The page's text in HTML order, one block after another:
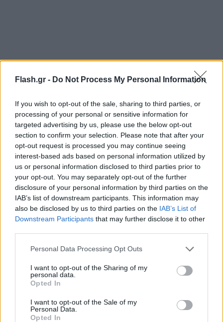
Flash.gr - Do Not Process My Personal Information
If you wish to opt-out of the sale, sharing to third parties, or
processing of your personal or sensitive information for
targeted advertising by us, please use the below opt-out
section to confirm your selection. Please note that after your
opt-out request is processed you may continue seeing
interest-based ads based on personal information utilized by
us or personal information disclosed to third parties prior to
your opt-out. You may separately opt-out of the further
disclosure of your personal information by third parties on the
IAB’s list of downstream participants. This information may
also be disclosed by us to third parties on the IAB’s List of
Downstream Participants that may further disclose it to other
Please note that this website/app uses one or more Google
not limited to your visit or usage behaviour. You may click to
grant or deny consent to Google and its third-party tags to
use your data for below specified purposes in below Google
consent section.
Personal Data Processing Opt Outs
I want to opt-out of the Sharing of my
personal data.
Opted In
I want to opt-out of the Sale of my
Personal Data.
Opted In
Όπως γράφει στην ανάρτησή της βρέθηκε στην
παραλία Καλόγερος η οποία είναι φημισμένη για
τον άργιλό της.
Δείτε τις φωτογραφίες που ανέβασε: